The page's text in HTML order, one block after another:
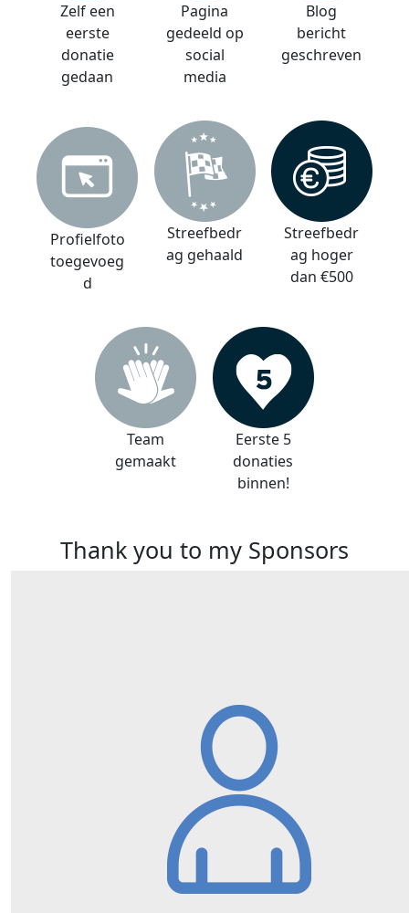
Zelf een
eerste
donatie
gedaan
Pagina
gedeeld op
social
media
Blog
bericht
geschreven
Profielfoto
toegevoeg
d
Streefbedr
ag gehaald
Streefbedr
ag hoger
dan €500
Team
gemaakt
Eerste 5
donaties
binnen!
Thank you to my Sponsors